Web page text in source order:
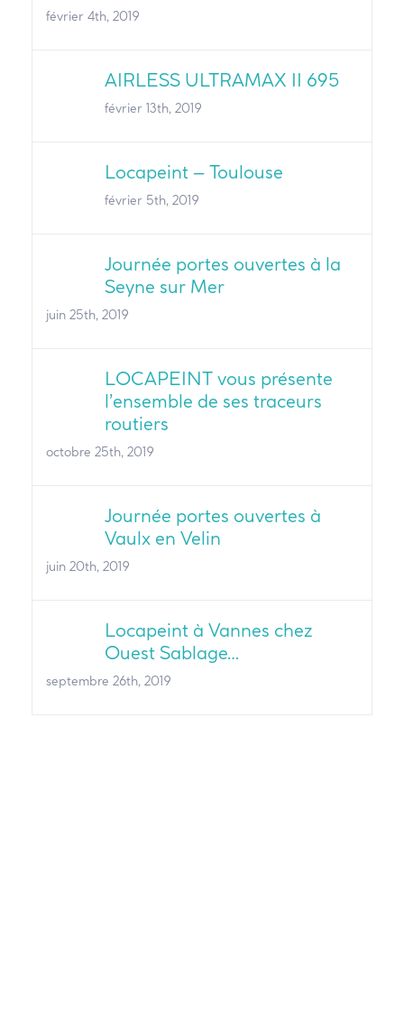
février 4th, 2019
AIRLESS ULTRAMAX II 695
février 13th, 2019
Locapeint – Toulouse
février 5th, 2019
Journée portes ouvertes à la
Seyne sur Mer
juin 25th, 2019
LOCAPEINT vous présente
l’ensemble de ses traceurs
routiers
octobre 25th, 2019
Journée portes ouvertes à
Vaulx en Velin
juin 20th, 2019
Locapeint à Vannes chez
Ouest Sablage…
septembre 26th, 2019